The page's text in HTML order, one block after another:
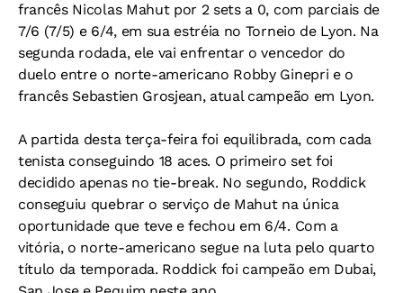
francês Nicolas Mahut por 2 sets a 0, com parciais de
7/6 (7/5) e 6/4, em sua estréia no Torneio de Lyon. Na
segunda rodada, ele vai enfrentar o vencedor do
duelo entre o norte-americano Robby Ginepri e o
francês Sebastien Grosjean, atual campeão em Lyon.
A partida desta terça-feira foi equilibrada, com cada
tenista conseguindo 18 aces. O primeiro set foi
decidido apenas no tie-break. No segundo, Roddick
conseguiu quebrar o serviço de Mahut na única
oportunidade que teve e fechou em 6/4. Com a
vitória, o norte-americano segue na luta pelo quarto
título da temporada. Roddick foi campeão em Dubai,